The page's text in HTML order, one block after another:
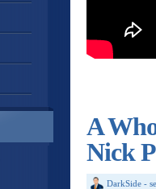
A
Nick
DarkSide -